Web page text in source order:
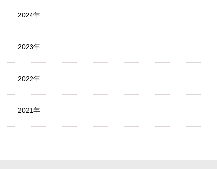
2024年
2023年
2022年
2021年